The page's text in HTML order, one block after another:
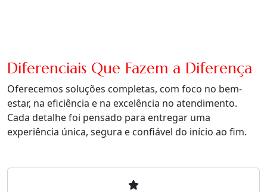
Diferenciais Que Fazem a Diferença
Oferecemos soluções completas, com foco no bem-
estar, na eficiência e na excelência no atendimento.
Cada detalhe foi pensado para entregar uma
experiência única, segura e confiável do início ao fim.